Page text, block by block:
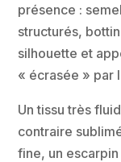
présence :
structurés,
silhouette et
« écrasée » par
Un tissu très
contraire
fine, un